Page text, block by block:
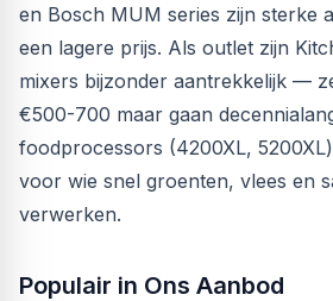
en Bosch MUM series zijn sterke
een lagere prijs. Als outlet zijn
mixers bijzonder aantrekkelijk —
€500-700 maar gaan
foodprocessors (4200XL,
voor wie snel groenten, vlees en
verwerken.
Populair in Ons Aanbod